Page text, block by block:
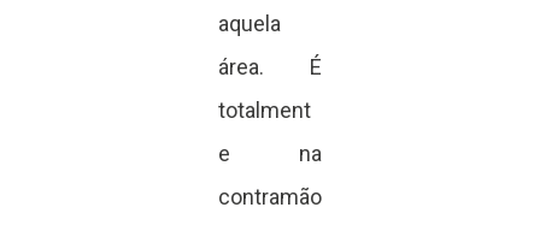
aquela
área. É
totalment
e na
contramão